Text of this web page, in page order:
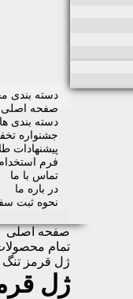
دسته بندی
صفحه اصلی
دسته بندی ها
جشنواره
پیشنهادات
فرم
تماس با ما
در باره ما
نحوه ثبت
صفحه اصلی
تمام
ژل قرمز تنگ کننده
ژل قرمز